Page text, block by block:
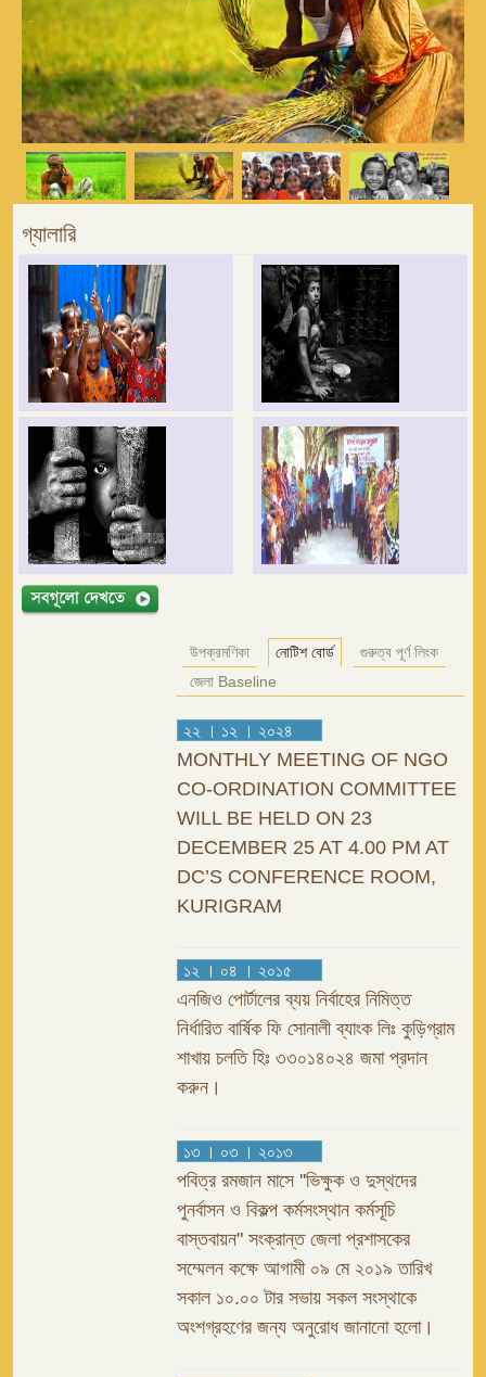
গ্যালারি
উপক্রমণিকা নোটিশ বোর্ড
গুরুত্ব পূর্ণ লিংক
জেলা Baseline
২২ । ১২ । ২০২৪
MONTHLY MEETING OF NGO
CO-ORDINATION COMMITTEE
WILL BE HELD ON 23
DECEMBER 25 AT 4.00 PM AT
DC’S CONFERENCE ROOM,
KURIGRAM
১২ । ০৪ । ২০১৫
এনজিও পোর্টালের ব্যয় নির্বাহের নিমিত্ত
নির্ধারিত বার্ষিক ফি সোনালী ব্যাংক লিঃ কুড়িগ্রাম
শাখায় চলতি হিঃ ৩৩০১৪০২৪ জমা প্রদান
করুন।
১৩ । ০৩ । ২০১৩
পবিত্র রমজান মাসে ''ভিক্ষুক ও দুস্থদের
পুনর্বাসন ও বিকল্প কর্মসংস্থান কর্মসূচি
বাস্তবায়ন" সংক্রান্ত জেলা প্রশাসকের
সম্মেলন কক্ষে আগামী ০৯ মে ২০১৯ তারিখ
সকাল ১০.০০ টার সভায় সকল সংস্থাকে
অংশগ্রহণের জন্য অনুরোধ জানানো হলো।